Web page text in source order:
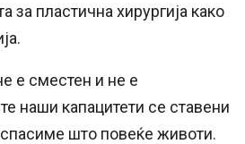
за пластична хирургија како
е сместен и не е
наши капацитети се ставени
што повеќе животи.